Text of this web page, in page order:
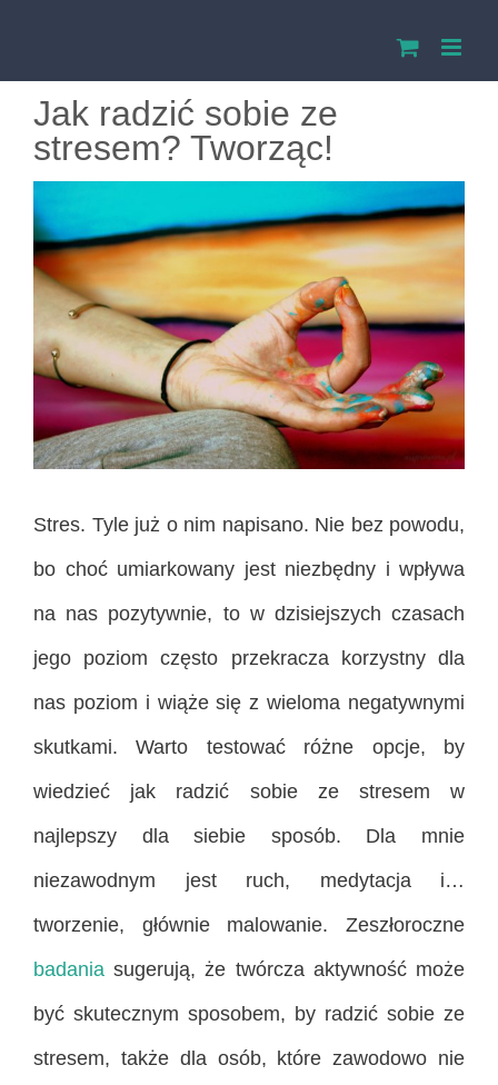
zawartości
Jak radzić sobie ze
stresem? Tworząc!
Pokaż
większy
obrazek
Stres. Tyle już o nim napisano. Nie bez powodu,
bo choć umiarkowany jest niezbędny i wpływa
na nas pozytywnie, to w dzisiejszych czasach
jego poziom często przekracza korzystny dla
nas poziom i wiąże się z wieloma negatywnymi
skutkami. Warto testować różne opcje, by
wiedzieć jak radzić sobie ze stresem w
najlepszy dla siebie sposób. Dla mnie
niezawodnym jest ruch, medytacja i…
tworzenie, głównie malowanie. Zeszłoroczne
badania sugerują, że twórcza aktywność może
być skutecznym sposobem, by radzić sobie ze
stresem, także dla osób, które zawodowo nie